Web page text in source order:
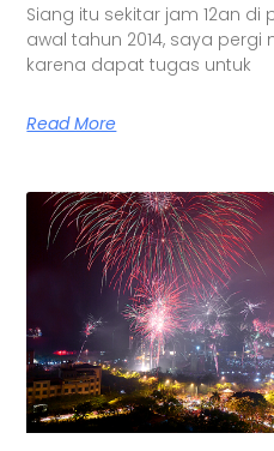
Siang itu sekitar jam 12an
awal tahun 2014, saya
karena dapat tugas untuk
Read More